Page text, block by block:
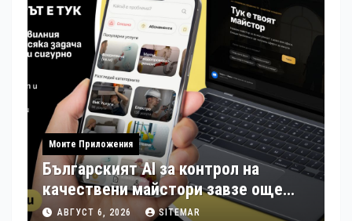
Моите Приложения
Българският AI за контрол на
качествени майстори завзе още
шест страни в Европа
АВГУСТ 6, 2026 SITEMAR